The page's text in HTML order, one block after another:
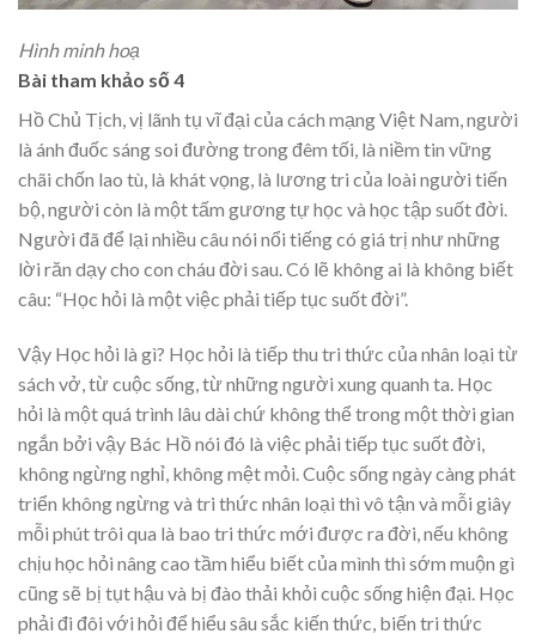
Hình minh hoạ
Bài tham khảo số 4
Hồ Chủ Tịch, vị lãnh tụ vĩ đại của cách mạng Việt Nam, người
là ánh đuốc sáng soi đường trong đêm tối, là niềm tin vững
chãi chốn lao tù, là khát vọng, là lương tri của loài người tiến
bộ, người còn là một tấm gương tự học và học tập suốt đời.
Người đã để lại nhiều câu nói nổi tiếng có giá trị như những
lời răn dạy cho con cháu đời sau. Có lẽ không ai là không biết
câu: “Học hỏi là một việc phải tiếp tục suốt đời”.
Vậy Học hỏi là gì? Học hỏi là tiếp thu tri thức của nhân loại từ
sách vở, từ cuộc sống, từ những người xung quanh ta. Học
hỏi là một quá trình lâu dài chứ không thể trong một thời gian
ngắn bởi vậy Bác Hồ nói đó là việc phải tiếp tục suốt đời,
không ngừng nghỉ, không mệt mỏi. Cuộc sống ngày càng phát
triển không ngừng và tri thức nhân loại thì vô tận và mỗi giây
mỗi phút trôi qua là bao tri thức mới được ra đời, nếu không
chịu học hỏi nâng cao tầm hiểu biết của mình thì sớm muộn gì
cũng sẽ bị tụt hậu và bị đào thải khỏi cuộc sống hiện đại. Học
phải đi đôi với hỏi để hiểu sâu sắc kiến thức, biến tri thức